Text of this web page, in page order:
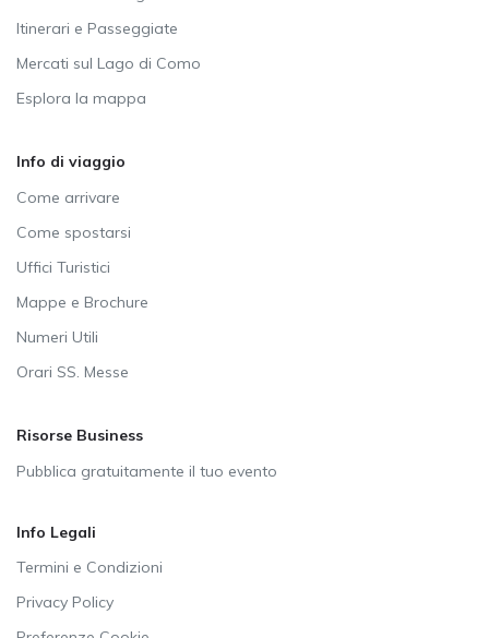
Itinerari e Passeggiate
Mercati sul Lago di Como
Esplora la mappa
Info di viaggio
Come arrivare
Come spostarsi
Uffici Turistici
Mappe e Brochure
Numeri Utili
Orari SS. Messe
Risorse Business
Pubblica gratuitamente il tuo evento
Info Legali
Termini e Condizioni
Privacy Policy